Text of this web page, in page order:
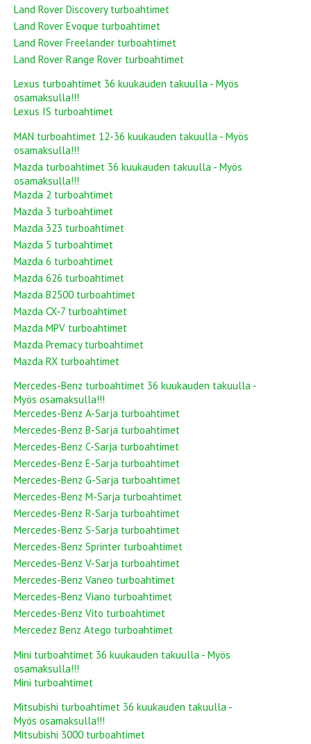
Land Rover Discovery turboahtimet
Land Rover Evoque turboahtimet
Land Rover Freelander turboahtimet
Land Rover Range Rover turboahtimet
Lexus turboahtimet 36 kuukauden takuulla - Myös
osamaksulla!!!
Lexus IS turboahtimet
MAN turboahtimet 12-36 kuukauden takuulla - Myös
osamaksulla!!!
Mazda turboahtimet 36 kuukauden takuulla - Myös
osamaksulla!!!
Mazda 2 turboahtimet
Mazda 3 turboahtimet
Mazda 323 turboahtimet
Mazda 5 turboahtimet
Mazda 6 turboahtimet
Mazda 626 turboahtimet
Mazda B2500 turboahtimet
Mazda CX-7 turboahtimet
Mazda MPV turboahtimet
Mazda Premacy turboahtimet
Mazda RX turboahtimet
Mercedes-Benz turboahtimet 36 kuukauden takuulla -
Myös osamaksulla!!!
Mercedes-Benz A-Sarja turboahtimet
Mercedes-Benz B-Sarja turboahtimet
Mercedes-Benz C-Sarja turboahtimet
Mercedes-Benz E-Sarja turboahtimet
Mercedes-Benz G-Sarja turboahtimet
Mercedes-Benz M-Sarja turboahtimet
Mercedes-Benz R-Sarja turboahtimet
Mercedes-Benz S-Sarja turboahtimet
Mercedes-Benz Sprinter turboahtimet
Mercedes-Benz V-Sarja turboahtimet
Mercedes-Benz Vaneo turboahtimet
Mercedes-Benz Viano turboahtimet
Mercedes-Benz Vito turboahtimet
Mercedez Benz Atego turboahtimet
Mini turboahtimet 36 kuukauden takuulla - Myös
osamaksulla!!!
Mini turboahtimet
Mitsubishi turboahtimet 36 kuukauden takuulla -
Myös osamaksulla!!!
Mitsubishi 3000 turboahtimet